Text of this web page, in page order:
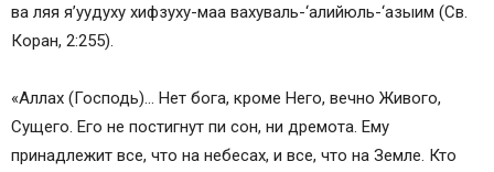
ва ляя я’уудуху хифзуху-маа вахуваль-‘алийюль-‘азыим (Св.
Коран, 2:255).
«Аллах (Господь)… Нет бога, кроме Него, вечно Живого,
Сущего. Его не постигнут пи сон, ни дремота. Ему
принадлежит все, что на небесах, и все, что на Земле. Кто